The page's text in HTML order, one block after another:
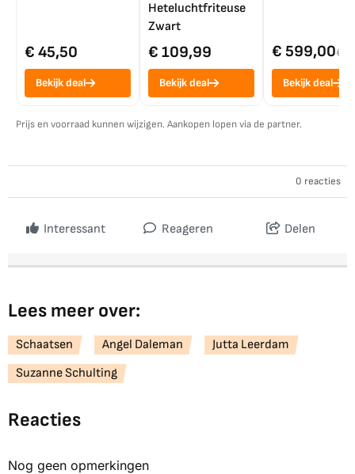
€ 45,50
Bekijk deal
Heteluchtfriteuse
Zwart
€ 109,99
Bekijk deal
€ 599,00€
Bekijk deal
Prijs en voorraad kunnen wijzigen. Aankopen lopen via de partner.
0 reacties
Interessant Reageren Delen
Lees meer over:
Schaatsen Angel Daleman
Jutta Leerdam
Suzanne Schulting
Reacties
Nog geen opmerkingen